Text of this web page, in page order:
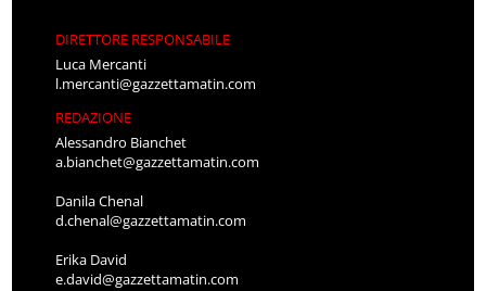
DIRETTORE RESPONSABILE
Luca Mercanti
l.mercanti@gazzettamatin.com
REDAZIONE
Alessandro Bianchet
a.bianchet@gazzettamatin.com
Danila Chenal
d.chenal@gazzettamatin.com
Erika David
e.david@gazzettamatin.com